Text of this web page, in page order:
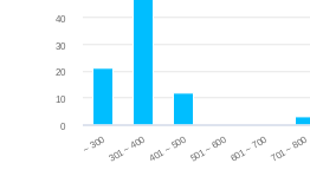
~ 300 301 ~ 400 401 ~ 500501 ~ 600601 ~ 700701 ~ 800
0
10
20
30
40